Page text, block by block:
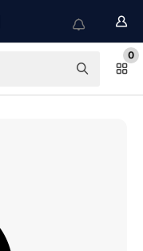
0